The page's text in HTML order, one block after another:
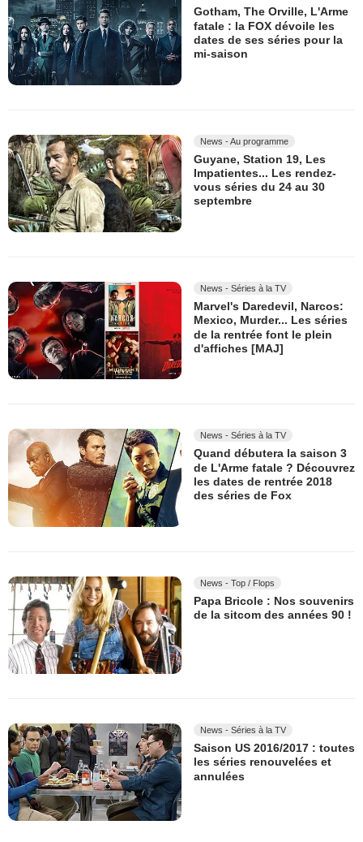
Gotham, The Orville, L'Arme
fatale : la FOX dévoile les
dates de ses séries pour la
mi-saison
News - Au programme
Guyane, Station 19, Les
Impatientes... Les rendez-
vous séries du 24 au 30
septembre
News - Séries à la TV
Marvel's Daredevil, Narcos:
Mexico, Murder... Les séries
de la rentrée font le plein
d'affiches [MAJ]
News - Séries à la TV
Quand débutera la saison 3
de L'Arme fatale ? Découvrez
les dates de rentrée 2018
des séries de Fox
News - Top / Flops
Papa Bricole : Nos souvenirs
de la sitcom des années 90 !
News - Séries à la TV
Saison US 2016/2017 : toutes
les séries renouvelées et
annulées